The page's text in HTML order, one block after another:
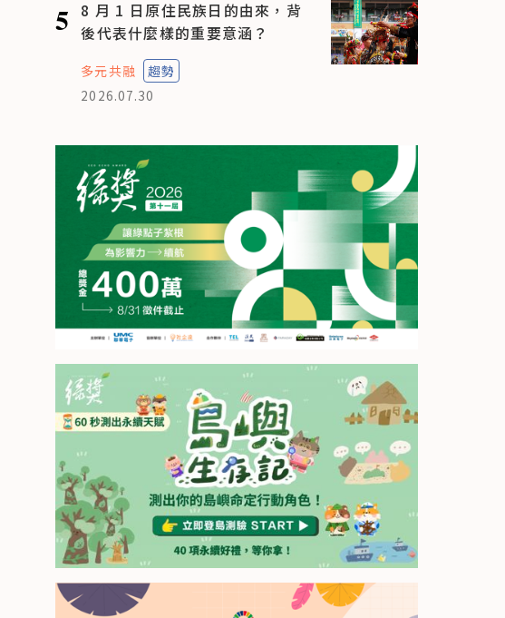
5
8 月 1 日原住民族日的由來，背
後代表什麼樣的重要意涵？
多元共融
趨勢
2026.07.30